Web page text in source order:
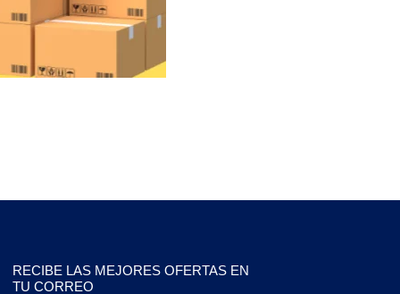
RECIBE LAS MEJORES OFERTAS EN
TU CORREO